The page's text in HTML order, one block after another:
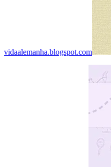
vidaalemanha.blogspot.com